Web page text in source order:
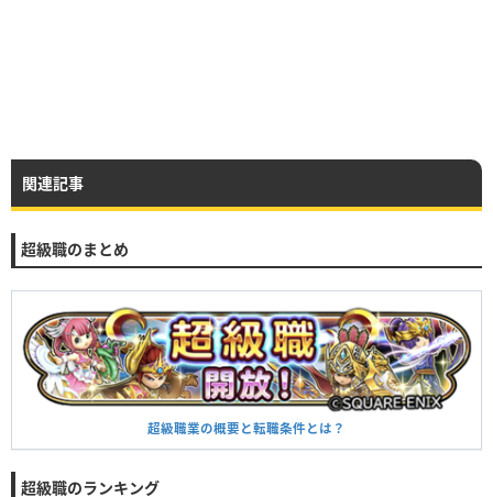
関連記事
超級職のまとめ
超級職業の概要と転職条件とは？
超級職のランキング